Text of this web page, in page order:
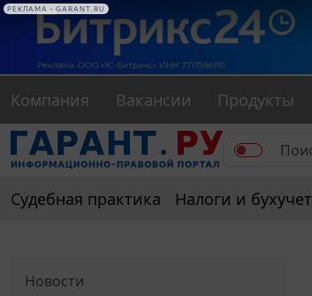
Компания Вакансии Продукты
Судебная практика Налоги и бухучет
Новости
РЕКЛАМА • GARANT.RU